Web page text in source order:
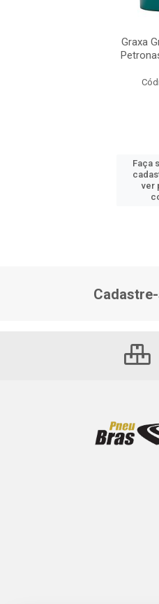
Graxa
Faça
ver